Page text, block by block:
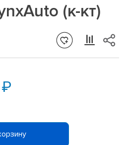
(к-кт)